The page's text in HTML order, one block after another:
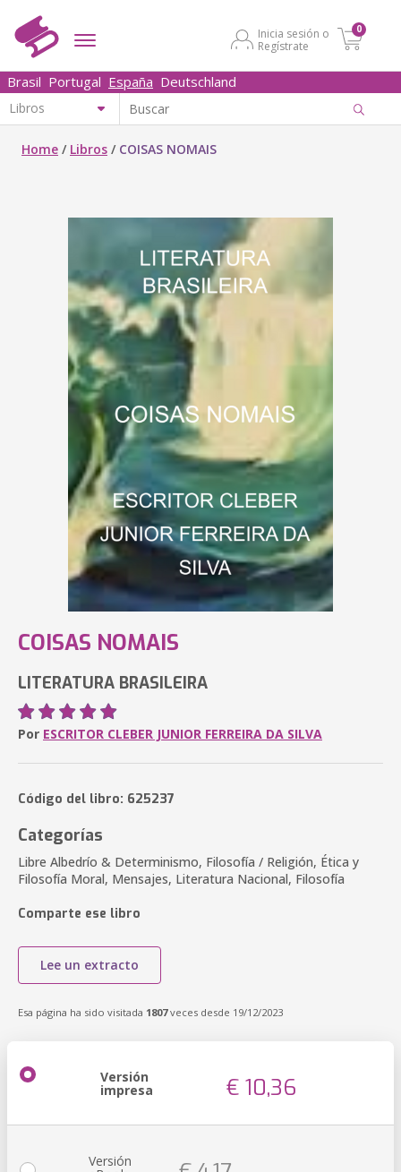
Inicia sesión o
Regístrate
0
Brasil Portugal España Deutschland
Home / Libros / COISAS NOMAIS
COISAS NOMAIS
LITERATURA BRASILEIRA
Por ESCRITOR CLEBER JUNIOR FERREIRA DA SILVA
Código del libro: 625237
Categorías
Libre Albedrío & Determinismo, Filosofía / Religión, Ética y
Filosofía Moral, Mensajes, Literatura Nacional, Filosofía
Comparte ese libro
Lee un extracto
Esa página ha sido visitada 1807veces desde 19/12/2023
Versión
impresa € 10,36
Versión